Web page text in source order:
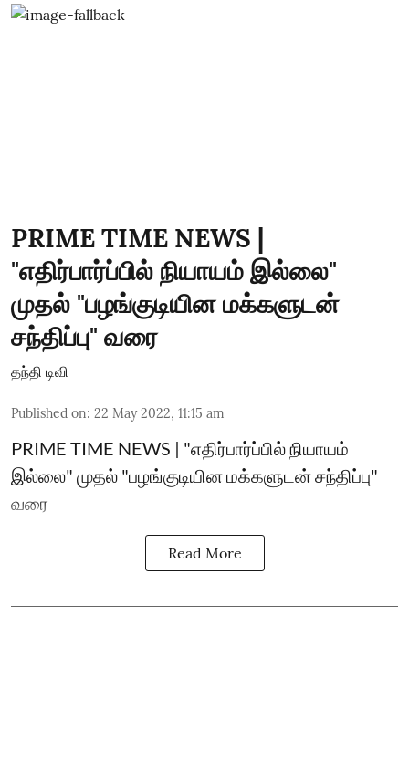
PRIME TIME NEWS |
"எதிர்பார்ப்பில் நியாயம் இல்லை"
முதல் "பழங்குடியின மக்களுடன்
சந்திப்பு" வரை
தந்தி டிவி
Published on: 22 May 2022, 11:15 am
PRIME TIME NEWS | "எதிர்பார்ப்பில் நியாயம்
இல்லை" முதல் "பழங்குடியின மக்களுடன் சந்திப்பு"
வரை
Read More